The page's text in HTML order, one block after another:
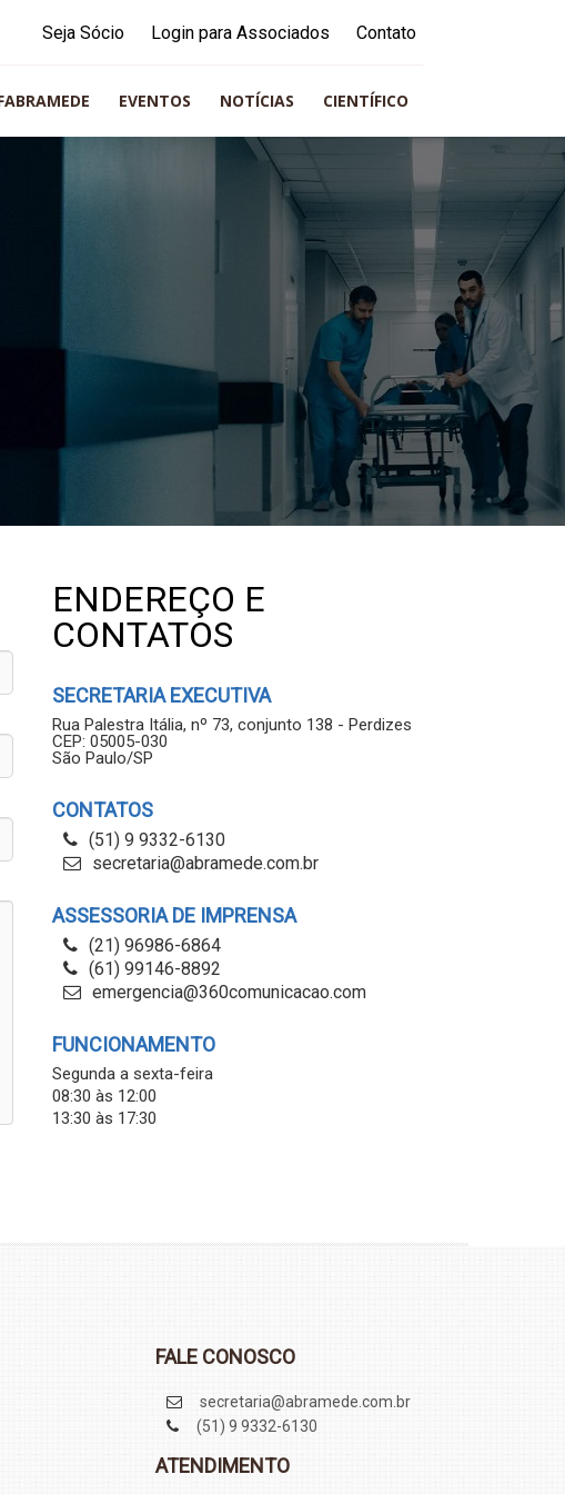
Seja Sócio Login para Associados Contato
EVENTOS NOTÍCIAS CIENTÍFICO
ENDEREÇO E
CONTATOS
SECRETARIA EXECUTIVA
Rua Palestra Itália, nº 73, conjunto 138 - Perdizes
CEP: 05005-030
São Paulo/SP
CONTATOS
(51) 9 9332-6130
secretaria@abramede.com.br
ASSESSORIA DE IMPRENSA
(21) 96986-6864
(61) 99146-8892
emergencia@360comunicacao.com
FUNCIONAMENTO
Segunda a sexta-feira
08:30 às 12:00
13:30 às 17:30
FALE CONOSCO
secretaria@abramede.com.br
(51) 9 9332-6130
ATENDIMENTO